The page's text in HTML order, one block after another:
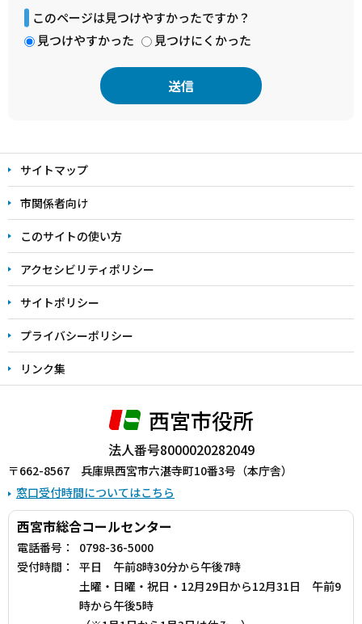
このページは見つけやすかったですか？
見つけやすかった
見つけにくかった
文
こ
こ
ま
で
サイトマップ
市関係者向け
このサイトの使い方
アクセシビリティポリシー
サイトポリシー
プライバシーポリシー
リンク集
西宮市役所
法人番号8000020282049
〒662-8567 兵庫県西宮市六湛寺町10番3号（本庁舎）
窓口受付時間についてはこちら
西宮市総合コールセンター
電話番号：
0798-36-5000
受付時間：
平日 午前8時30分から午後7時
土曜・日曜・祝日・12月29日から12月31日 午前9
時から午後5時